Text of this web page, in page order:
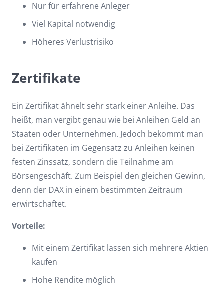
Nur für erfahrene Anleger
Viel Kapital notwendig
Höheres Verlustrisiko
Zertifikate
Ein Zertifikat ähnelt sehr stark einer Anleihe. Das
heißt, man vergibt genau wie bei Anleihen Geld an
Staaten oder Unternehmen. Jedoch bekommt man
bei Zertifikaten im Gegensatz zu Anleihen keinen
festen Zinssatz, sondern die Teilnahme am
Börsengeschäft. Zum Beispiel den gleichen Gewinn,
denn der DAX in einem bestimmten Zeitraum
erwirtschaftet.
Vorteile:
Mit einem Zertifikat lassen sich mehrere Aktien
kaufen
Hohe Rendite möglich